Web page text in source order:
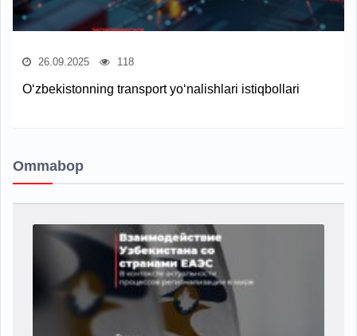
26.09.2025 118
O‘zbekistonning transport yo‘nalishlari istiqbollari
Ommabop